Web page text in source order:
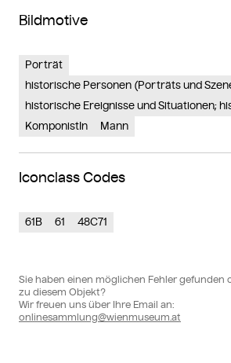
Bildmotive
Porträt
historische Personen (Porträts und
historische Ereignisse und Situationen;
KomponistIn
Mann
Iconclass Codes
61B 61 48C71
Sie haben einen möglichen Fehler gefunden
zu diesem Objekt?
Wir freuen uns über Ihre Email an:
onlinesammlung@wienmuseum.at